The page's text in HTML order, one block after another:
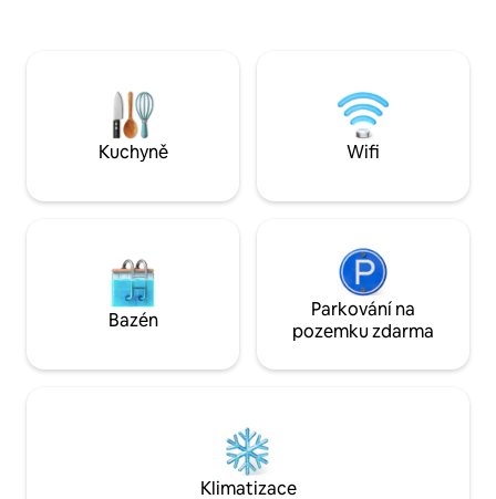
která také nabízí vlastní koupelnu
a potrubní klimatizaci. Výhled na
soukromý dvůr a bazén. Moderní plně
vybavená kuchyně s otevřeným
obývacím prostorem, který se otevírá na
vyhřívaný bazén umístěný na
soukromém slunečném nádvoří Velký
balkon s pohodlným venkovním
salonkem a jídelním koutem s plynovým
grilem s výhledem na pláž Terrigal a
Haven Pracovna/kancelář s internetem.
Samostatná koupelna pro hosty (3.) /
zemní plyn se skutečným plamenem.
procházka na
„10 nejlepších
na centrálním
Kuchyně Wifi
Bazén
Parkování na
pozemku zdarma
Klimatizace